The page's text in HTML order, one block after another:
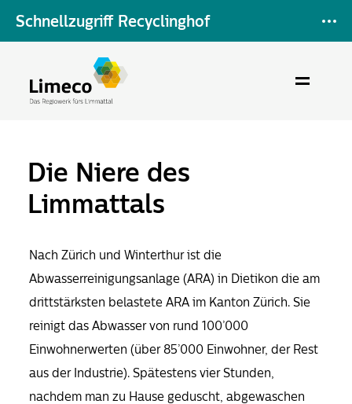
Schnellzugriff Recyclinghof
Die Niere des
Limmattals
Nach Zürich und Winterthur ist die
Abwasserreinigungsanlage (ARA) in Dietikon die am
drittstärksten belastete ARA im Kanton Zürich. Sie
reinigt das Abwasser von rund 100’000
Einwohnerwerten (über 85’000 Einwohner, der Rest
aus der Industrie). Spätestens vier Stunden,
nachdem man zu Hause geduscht, abgewaschen